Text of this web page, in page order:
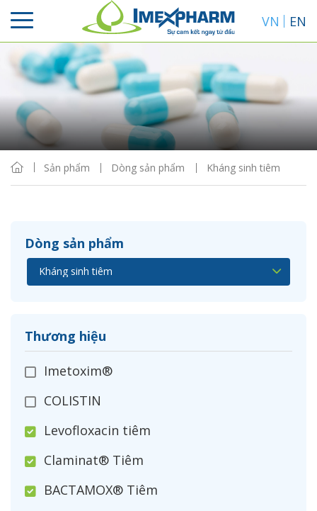
VN EN
Sản phẩm Dòng sản phẩm Kháng sinh tiêm
Dòng sản phẩm
Thương hiệu
Imetoxim®
COLISTIN
Levofloxacin tiêm
Claminat® Tiêm
BACTAMOX® Tiêm
Sắp xếp
Hiển thị